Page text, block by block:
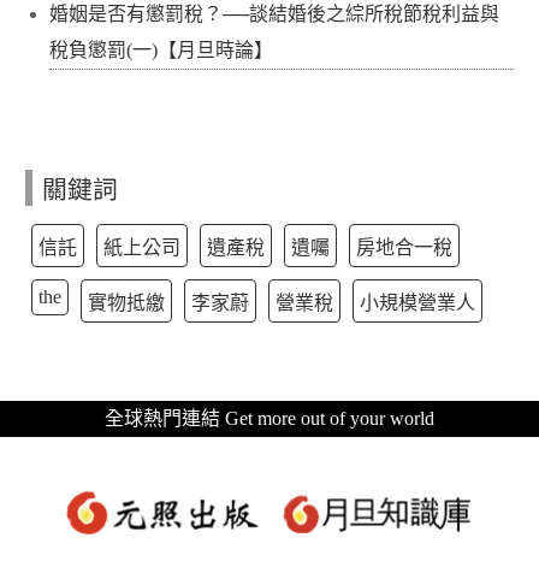
婚姻是否有懲罰稅？──談結婚後之綜所稅節稅利益與
稅負懲罰(一)【月旦時論】
關鍵詞
信託 紙上公司 遺產稅 遺囑 房地合一稅
the 實物抵繳 李家蔚 營業稅 小規模營業人
全球熱門連結 Get more out of your world